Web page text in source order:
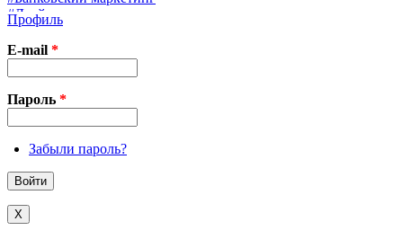
#Драйверы страхования
#Финконгресс ЦБ
#PB&WM
#UX/CX
#Экосистемы
X
Профиль
E-mail *
Пароль *
Забыли пароль?
X